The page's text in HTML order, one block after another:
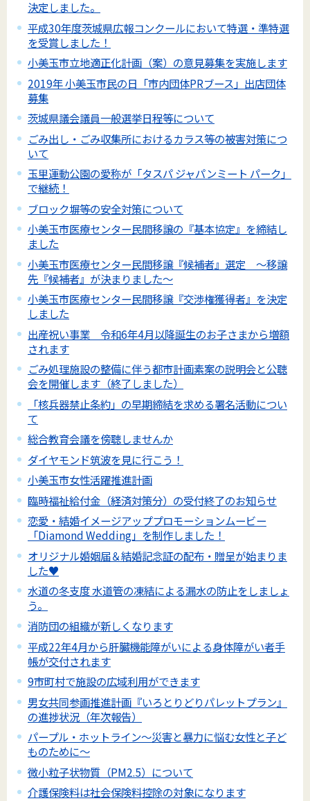
決定しました。
平成30年度茨城県広報コンクールにおいて特選・準特選
を受賞しました！
小美玉市立地適正化計画（案）の意見募集を実施します
2019年 小美玉市民の日「市内団体PRブース」出店団体
募集
茨城県議会議員一般選挙日程等について
ごみ出し・ごみ収集所におけるカラス等の被害対策につ
いて
玉里運動公園の愛称が「タスパ ジャパンミート パーク」
で継続！
ブロック塀等の安全対策について
小美玉市医療センター民間移譲の『基本協定』を締結し
ました
小美玉市医療センター民間移譲『候補者』選定 ～移譲
先『候補者』が決まりました～
小美玉市医療センター民間移譲『交渉権獲得者』を決定
しました
出産祝い事業 令和6年4月以降誕生のお子さまから増額
されます
ごみ処理施設の整備に伴う都市計画素案の説明会と公聴
会を開催します（終了しました）
「核兵器禁止条約」の早期締結を求める署名活動につい
て
総合教育会議を傍聴しませんか
ダイヤモンド筑波を見に行こう！
小美玉市女性活躍推進計画
臨時福祉給付金（経済対策分）の受付終了のお知らせ
恋愛・結婚イメージアッププロモーションムービー
「Diamond Wedding」を制作しました！
オリジナル婚姻届＆結婚記念証の配布・贈呈が始まりま
した♥
水道の冬支度 水道管の凍結による漏水の防止をしましょ
う。
消防団の組織が新しくなります
平成22年4月から肝臓機能障がいによる身体障がい者手
帳が交付されます
9市町村で施設の広域利用ができます
男女共同参画推進計画『いろとりどりパレットプラン』
の進捗状況（年次報告）
パープル・ホットライン～災害と暴力に悩む女性と子ど
ものために～
微小粒子状物質（PM2.5）について
介護保険料は社会保険料控除の対象になります